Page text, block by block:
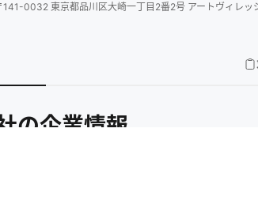
141-0032 東京都品川区大崎一丁目2番2号 アートヴィレッ
の企業情報